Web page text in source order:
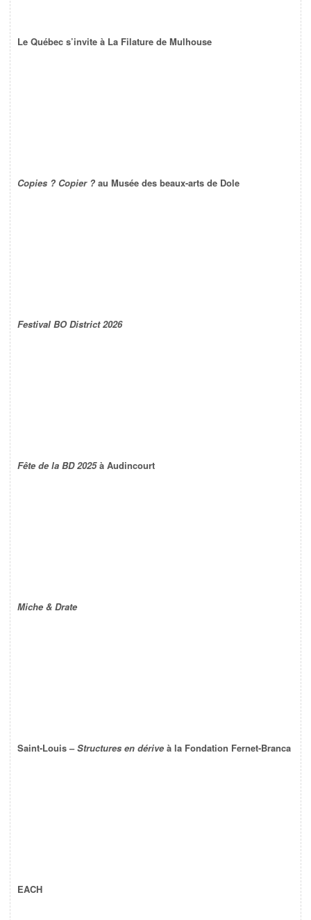
Le Québec s’invite à La Filature de Mulhouse
Copies ? Copier ? au Musée des beaux-arts de Dole
Festival BO District 2026
Fête de la BD 2025à Audincourt
Miche & Drate
Saint-Louis –Structures en dérive à la Fondation Fernet-Branca
EACH